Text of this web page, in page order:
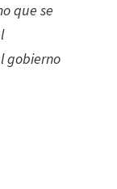
que se
gobierno